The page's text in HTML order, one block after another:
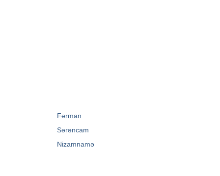
Fərman
Sərəncam
Nizamnamə